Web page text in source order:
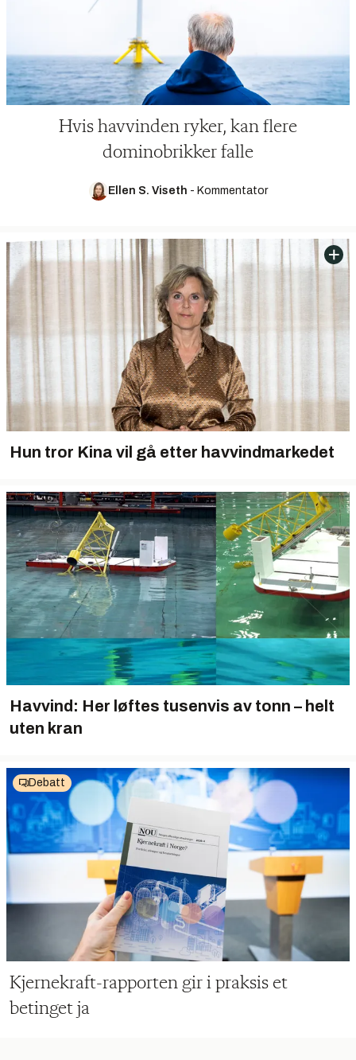
Hvis havvinden ryker, kan flere
dominobrikker falle
Ellen S. Viseth - Kommentator
Hun tror Kina vil gå etter havvindmarkedet
Havvind: Her løftes tusenvis av tonn – helt
uten kran
Debatt
Kjernekraft-rapporten gir i praksis et
betinget ja